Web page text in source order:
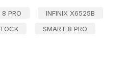
8 PRO
INFINIX X6525B
SMART 8 PRO